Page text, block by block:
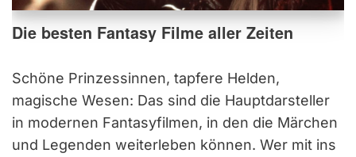
Die besten Fantasy Filme aller Zeiten
Schöne Prinzessinnen, tapfere Helden,
magische Wesen: Das sind die Hauptdarsteller
in modernen Fantasyfilmen, in den die Märchen
und Legenden weiterleben können. Wer mit ins